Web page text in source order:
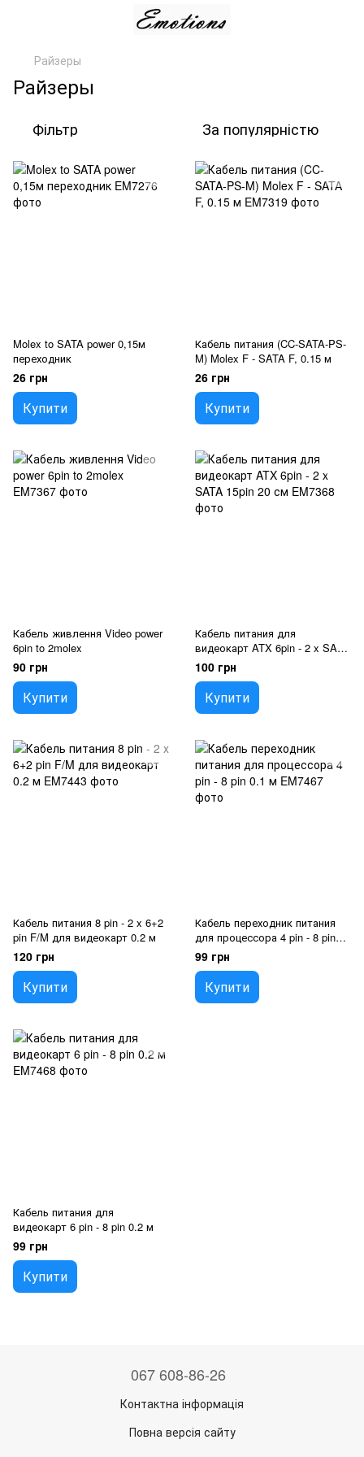
Райзеры
Райзеры
Фільтр За популярністю
Molex to SATA power 0,15м
переходник
26 грн
Купити
Кабель питания (CC-SATA-PS-
M) Molex F - SATA F, 0.15 м
26 грн
Купити
Кабель живлення Video power
6pin to 2molex
90 грн
Купити
Кабель питания для
видеокарт ATX 6pin - 2 x SATA
15pin 20 см
100 грн
Купити
Кабель питания 8 pin - 2 x 6+2
pin F/M для видеокарт 0.2 м
120 грн
Купити
Кабель переходник питания
для процессора 4 pin - 8 pin
0.1 м
99 грн
Купити
Кабель питания для
видеокарт 6 pin - 8 pin 0.2 м
99 грн
Купити
067 608-86-26
Контактна інформація
Повна версія сайту